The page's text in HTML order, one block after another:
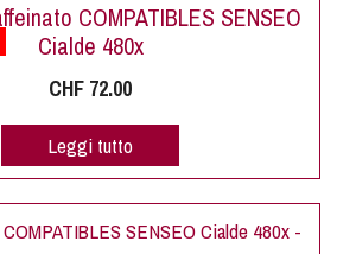
COMPATIBLES SENSEO
Cialde 480x
CHF 72.00
Leggi tutto